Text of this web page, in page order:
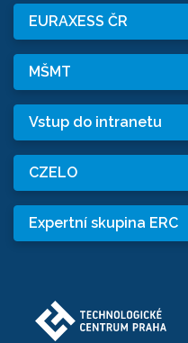
EURAXESS ČR
MŠMT
Vstup do intranetu
CZELO
Expertní skupina ERC